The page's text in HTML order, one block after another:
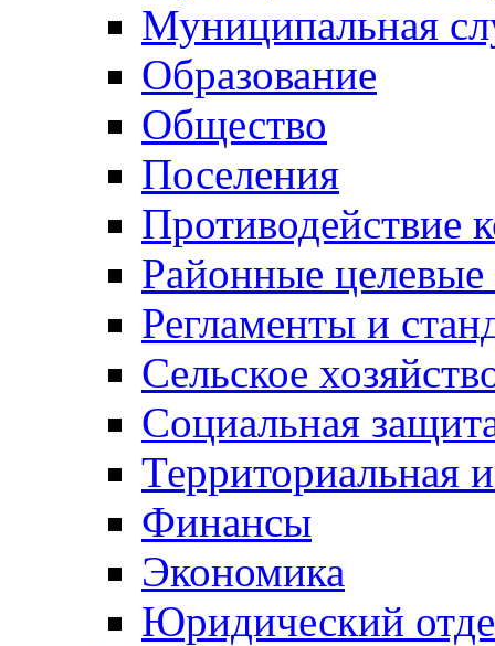
Муниципальная
Образование
Общество
Поселения
Противодействие
Районные
Регламенты и
Сельское
Социальная
Территориальная
Финансы
Экономика
Юридический